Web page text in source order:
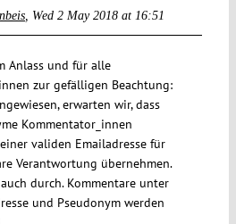
Wed 2 May 2018 at 16:51
Anlass und für alle
zur gefälligen Beachtung:
erwarten wir, dass
Kommentator_innen
validen Emailadresse für
Verantwortung übernehmen.
durch. Kommentare unter
und Pseudonym werden